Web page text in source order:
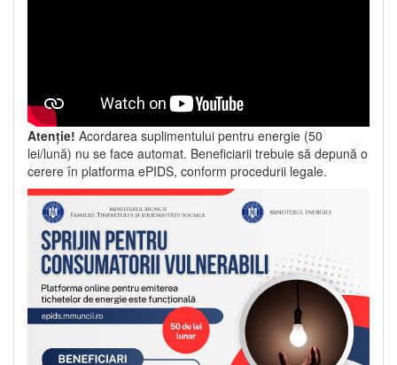
Atenție! Acordarea suplimentului pentru energie (50
lei/lună) nu se face automat. Beneficiarii trebuie să depună o
cerere în platforma ePIDS, conform procedurii legale.